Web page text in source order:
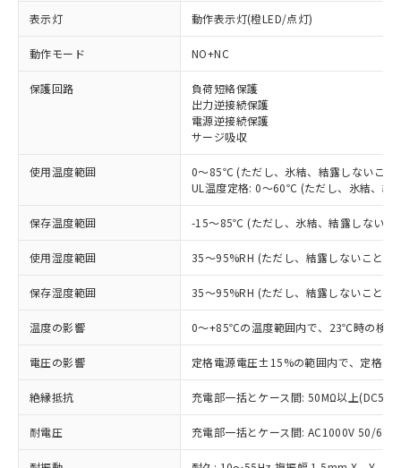
表示灯 動作表示灯(橙LED/点灯)
動作モード NO+NC
保護回路
負荷短絡保護
出力逆接続保護
電源逆接続保護
サージ吸収
使用温度範囲
0～85℃ (ただし、氷結、結露しないこと)
UL温度定格: 0～60℃ (ただし、氷結、結
保存温度範囲 -15～85℃ (ただし、氷結、結露しないこ
使用湿度範囲 35～95%RH (ただし、結露しないこと)
保存湿度範囲 35～95%RH (ただし、結露しないこと)
温度の影響 0～+85℃の温度範囲内で、23℃時の検
電圧の影響 定格電源電圧±15%の範囲内で、定格電
絶縁抵抗 充電部一括とケース間: 50MΩ以上
耐電圧 充電部一括とケース間: AC1000V 50/
ご利用条件
以下の条件をお読みいただき、同意のうえ
ご利用ください。
本サービスは、当社制御機器事業取扱
商品の当社在庫状況および標準価格
(税抜)を提供させていただくもので
当社制御機器事業取扱商品の中には、
本サービスの対象外となる商品もある
ことをご了承ください。
在庫状況および標準価格照会結果は、
記載している更新日時点での社内デー
※1 対応状況
対応済み：EU RoHS指令（10物質）の
非含有に対応した製品が提供可能な商品で
対応予定：EU RoHS指令（10物質）の非含
有に対応した製品に切り替える予定のある
商品です。
対応予定なし：EU RoHS指令（10物質）の
非含有に非対応の商品で、対応品を出す予
調査・確認中：EU RoHS指令（10物質）の
非含有の対応状況を調査中または確認中の
商品です。
非該当品：ライセンス料など無形物で、有
害物質有無と関係のない商品です。
いたものが、含有品と判明した場合などや
むを得ず変更することがあります。
*EU RoHS指令（10物質）：
※1 中国RoHS○×表
「○」：最大均質材料含有率が中国RoHSの
基準値以下であることを示します。
「×」：最大均質材料含有率が中国RoHSの
基準値を超えていることを示します。
為替および外国貿易法に定める商品
（以下｢規制貨物等」という）を輸出